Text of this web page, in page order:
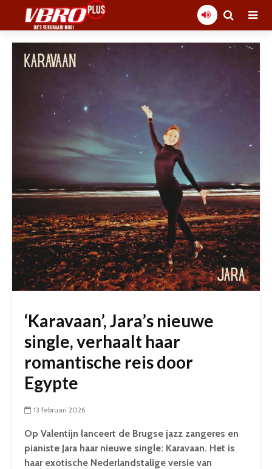
‘Karavaan’, Jara’s nieuwe
single, verhaalt haar
romantische reis door
Egypte
13 februari 2026
Op Valentijn lanceert de Brugse jazz zangeres en
pianiste Jara haar nieuwe single: Karavaan. Het is
haar exotische Nederlandstalige versie van